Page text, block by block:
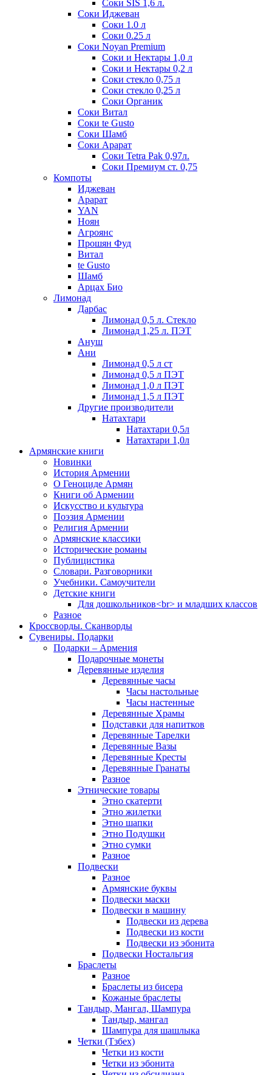
Соки SIS 1,6 л.
Соки Иджеван
Соки 1.0 л
Соки 0.25 л
Соки Noyan Premium
Соки и Нектары 1,0 л
Соки и Нектары 0,2 л
Соки стекло 0,75 л
Соки стекло 0,25 л
Соки Органик
Соки Витал
Соки te Gusto
Соки Шамб
Соки Арарат
Соки Tetra Pak 0,97л.
Соки Премиум ст. 0,75
Компоты
Иджеван
Арарат
YAN
Ноян
Агроянс
Прошян Фуд
Витал
te Gusto
Шамб
Арцах Био
Лимонад
Дарбас
Лимонад 0,5 л. Стекло
Лимонад 1,25 л. ПЭТ
Ануш
Ани
Лимонад 0,5 л ст
Лимонад 0,5 л ПЭТ
Лимонад 1,0 л ПЭТ
Лимонад 1,5 л ПЭТ
Другие производители
Натахтари
Натахтари 0,5л
Натахтари 1,0л
Армянские книги
Новинки
История Армении
О Геноциде Армян
Книги об Армении
Иcкусство и культура
Поэзия Армении
Религия Армении
Армянские классики
Исторические романы
Публицистика
Словари. Разговорники
Учебники. Самоучители
Детские книги
Для дошкольников<br> и младших классов
Разное
Кроссворды. Сканворды
Сувениры. Подарки
Подарки – Армения
Подарочные монеты
Деревянные изделия
Деревянные часы
Часы настольные
Часы настенные
Деревянные Храмы
Подставки для напитков
Деревянные Тарелки
Деревянные Вазы
Деревянные Кресты
Деревянные Гранаты
Разное
Этнические товары
Этно скатерти
Этно жилетки
Этно шапки
Этно Подушки
Этно сумки
Разное
Подвески
Разное
Армянские буквы
Подвески маски
Подвески в машину
Подвески из дерева
Подвески из кости
Подвески из эбонита
Подвески Ностальгия
Браслеты
Разное
Браслеты из бисера
Кожаные браслеты
Тандыр, Мангал, Шампура
Тандыр, мангал
Шампура для шашлыка
Четки (Тзбех)
Четки из кости
Четки из эбонита